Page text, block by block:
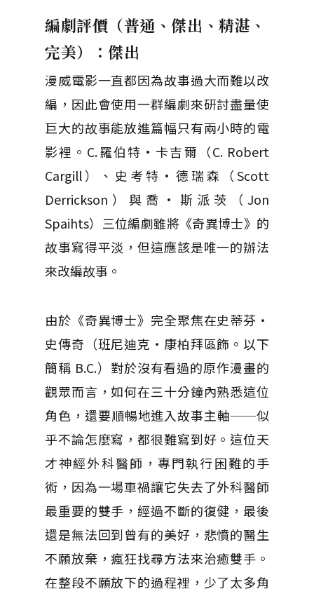
編劇評價（普通、傑出、精湛、
完美）：傑出
漫威電影一直都因為故事過大而難以改
編，因此會使用一群編劇來研討盡量使
巨大的故事能放進篇幅只有兩小時的電
影裡。C.羅伯特·卡吉爾（C. Robert
Cargill）、史考特·德瑞森（Scott
Derrickson）與喬·斯派茨（Jon
Spaihts）三位編劇雖將《奇異博士》的
故事寫得平淡，但這應該是唯一的辦法
來改編故事。
由於《奇異博士》完全聚焦在史蒂芬‧
史傳奇（班尼迪克‧康柏拜區飾。以下
簡稱 B.C.）對於沒有看過的原作漫畫的
觀眾而言，如何在三十分鐘內熟悉這位
角色，還要順暢地進入故事主軸──似
乎不論怎麼寫，都很難寫到好。這位天
才神經外科醫師，專門執行困難的手
術，因為一場車禍讓它失去了外科醫師
最重要的雙手，經過不斷的復健，最後
還是無法回到曾有的美好，悲憤的醫生
不願放棄，瘋狂找尋方法來治癒雙手。
在整段不願放下的過程裡，少了太多角